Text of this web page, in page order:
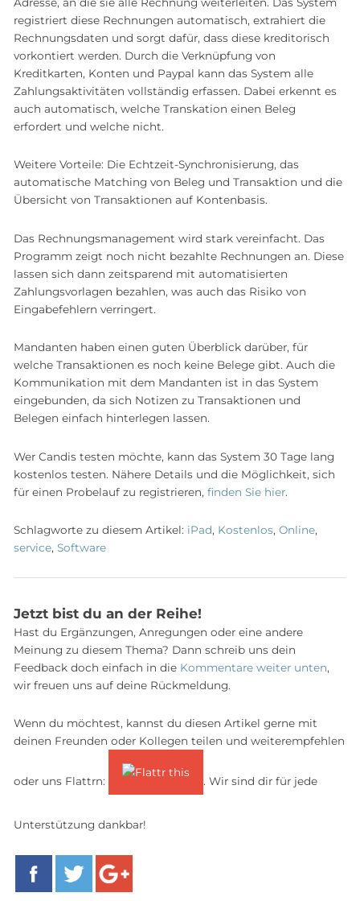
registriert diese Rechnungen automatisch, extrahiert die
Rechnungsdaten und sorgt dafür, dass diese kreditorisch
vorkontiert werden. Durch die Verknüpfung von
Kreditkarten, Konten und Paypal kann das System alle
Zahlungsaktivitäten vollständig erfassen. Dabei erkennt es
auch automatisch, welche Transkation einen Beleg
erfordert und welche nicht.
Weitere Vorteile: Die Echtzeit-Synchronisierung, das
automatische Matching von Beleg und Transaktion und die
Übersicht von Transaktionen auf Kontenbasis.
Das Rechnungsmanagement wird stark vereinfacht. Das
Programm zeigt noch nicht bezahlte Rechnungen an. Diese
lassen sich dann zeitsparend mit automatisierten
Zahlungsvorlagen bezahlen, was auch das Risiko von
Eingabefehlern verringert.
Mandanten haben einen guten Überblick darüber, für
welche Transaktionen es noch keine Belege gibt. Auch die
Kommunikation mit dem Mandanten ist in das System
eingebunden, da sich Notizen zu Transaktionen und
Belegen einfach hinterlegen lassen.
Wer Candis testen möchte, kann das System 30 Tage lang
kostenlos testen. Nähere Details und die Möglichkeit, sich
für einen Probelauf zu registrieren, finden Sie hier.
Schlagworte zu diesem Artikel: iPad, Kostenlos, Online,
service, Software
Jetzt bist du an der Reihe!
Hast du Ergänzungen, Anregungen oder eine andere
Meinung zu diesem Thema? Dann schreib uns dein
Feedback doch einfach in die Kommentare weiter unten,
wir freuen uns auf deine Rückmeldung.
Wenn du möchtest, kannst du diesen Artikel gerne mit
deinen Freunden oder Kollegen teilen und weiterempfehlen
oder uns Flattrn: . Wir sind dir für jede
Unterstützung dankbar!